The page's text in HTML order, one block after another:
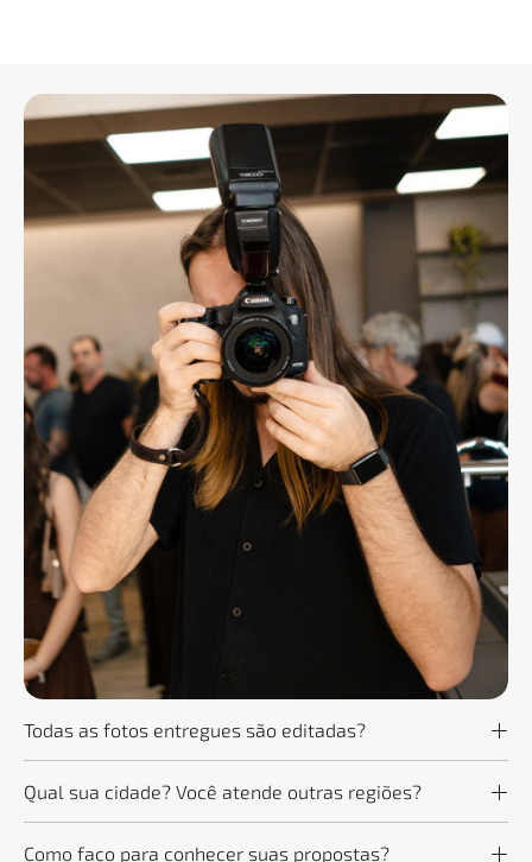
Todas as fotos entregues são editadas?
Qual sua cidade? Você atende outras regiões?
Como faço para conhecer suas propostas?